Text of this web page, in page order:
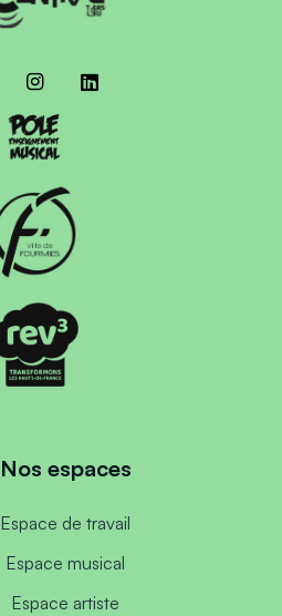
Nos espaces
Espace de travail
Espace musical
Espace artiste